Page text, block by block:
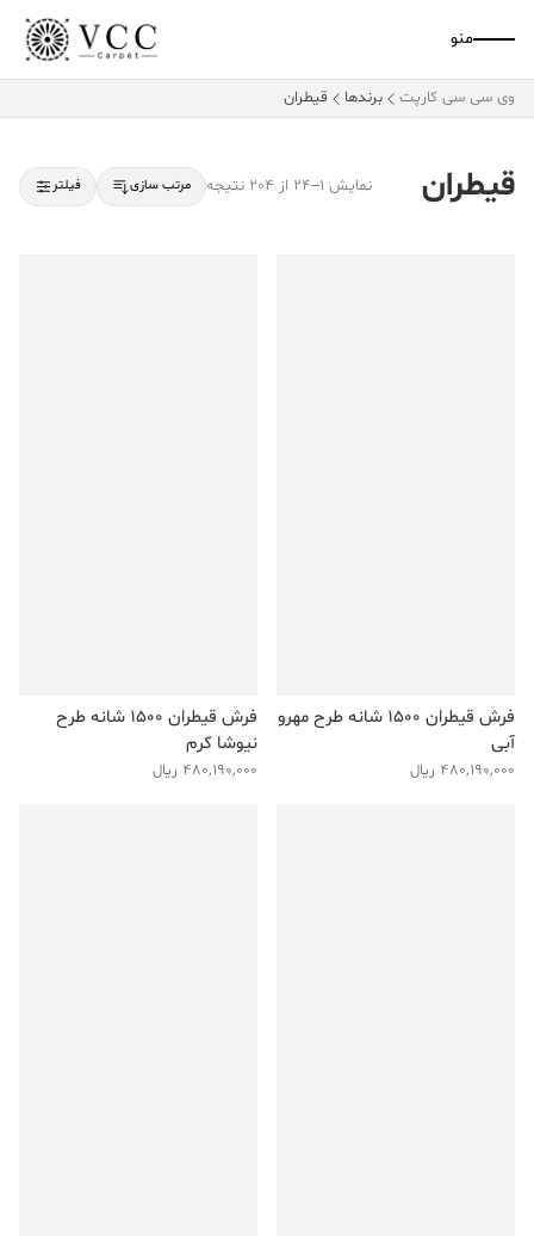
منو
وی سی سی کارپت برندها قیطران
قیطران نمایش 1–24 از 204 نتیجه مرتب سازی فیلتر
فرش قیطران ۱۵۰۰ شانه طرح مهرو
آبی
480,190,000 ریال
فرش قیطران ۱۵۰۰ شانه طرح
نیوشا کرم
480,190,000 ریال